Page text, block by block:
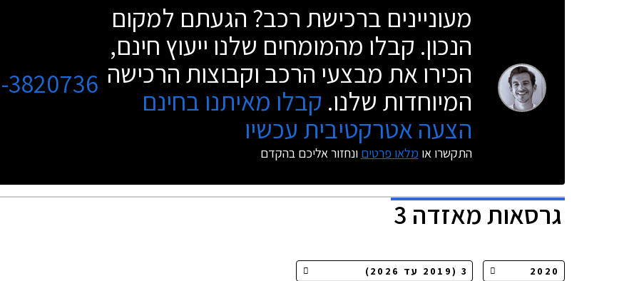
מעוניינים ברכישת רכב? הגעתם למקום
הנכון. קבלו מהמומחים שלנו ייעוץ חינם,
הכירו את מבצעי הרכב וקבוצות הרכישה
המיוחדות שלנו. קבלו מאיתנו בחינם
הצעה אטרקטיבית עכשיו
התקשרו או מלאו פרטים ונחזור אליכם בהקדם
3820736
גרסאותמאזדה 3